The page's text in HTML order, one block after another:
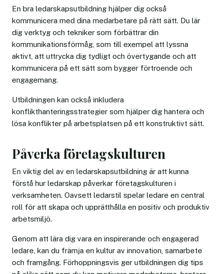
En bra ledarskapsutbildning hjälper dig också
kommunicera med dina medarbetare på rätt sätt. Du lär
dig verktyg och tekniker som förbättrar din
kommunikationsförmåg, som till exempel att lyssna
aktivt, att uttrycka dig tydligt och övertygande och att
kommunicera på ett sätt som bygger förtroende och
engagemang.
Utbildningen kan också inkludera
konflikthanteringsstrategier som hjälper dig hantera och
lösa konflikter på arbetsplatsen på ett konstruktivt sätt.
Påverka företagskulturen
En viktig del av en ledarskapsutbildning är att kunna
förstå hur ledarskap påverkar företagskulturen i
verksamheten. Oavsett ledarstil spelar ledare en central
roll för att skapa och upprätthålla en positiv och produktiv
arbetsmiljö.
Genom att lära dig vara en inspirerande och engagerad
ledare, kan du främja en kultur av innovation, samarbete
och framgång. Förhoppningsvis ger utbildningen dig tips